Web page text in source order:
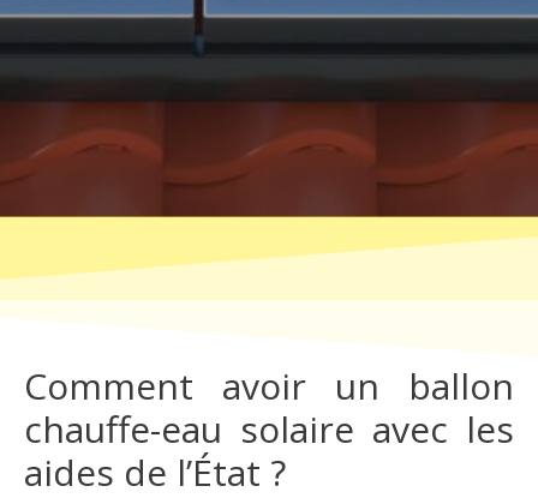
Comment avoir un ballon
chauffe-eau solaire avec les
aides de l’État ?